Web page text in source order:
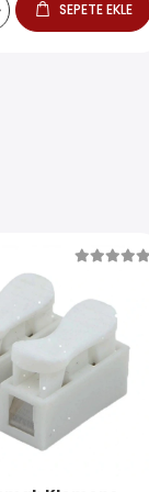
SEPETE EKLE